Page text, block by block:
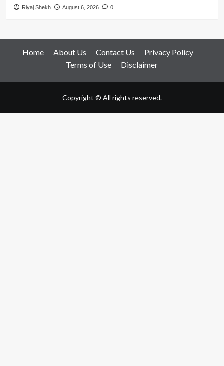
Riyaj Shekh August 6, 2026 0
Home About Us Contact Us
Privacy Policy
Terms of Use
Disclaimer